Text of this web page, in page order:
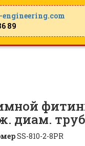
89
диам.
SS-810-2-8PR